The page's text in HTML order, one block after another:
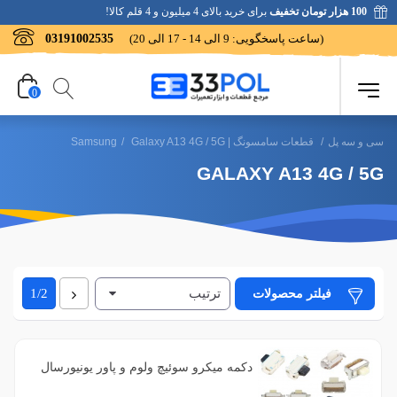
100 هزار تومان تخفیف برای خرید بالای 4 میلیون و 4 قلم کالا!
03191002535 (ساعت پاسخگویی: 9 الی 14 - 17 الی 20)
0
سی و سه پل / قطعات سامسونگ | Samsung / Galaxy A13 4G / 5G
GALAXY A13 4G / 5G
فیلتر براساس رنگ
بنفش
فیلتر براساس کیفیت
بسیار خوب 1
فیلتر محصولات ترتیب 1/2بعدی
دکمه میکرو سوئیچ ولوم و پاور یونیورسال